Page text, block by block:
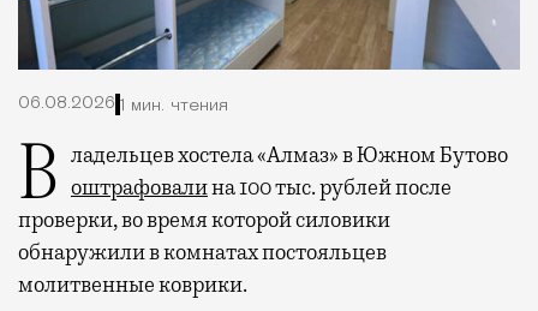
06.08.2026 1 мин. чтения
Владельцев хостела «Алмаз» в Южном Бутово
оштрафовалина 100 тыс. рублей после
проверки, во время которой силовики
обнаружили в комнатах постояльцев
молитвенные коврики.